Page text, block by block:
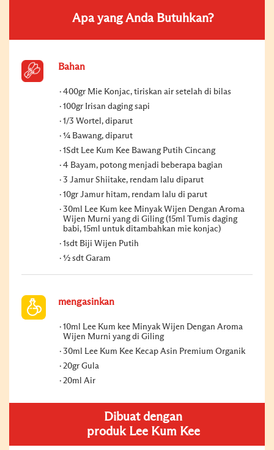
Apa yang Anda Butuhkan?
Bahan
400gr Mie Konjac, tiriskan air setelah di bilas
100gr Irisan daging sapi
1/3 Wortel, diparut
¼ Bawang, diparut
1Sdt Lee Kum Kee Bawang Putih Cincang
4 Bayam, potong menjadi beberapa bagian
3 Jamur Shiitake, rendam lalu diparut
10gr Jamur hitam, rendam lalu di parut
30ml Lee Kum kee Minyak Wijen Dengan Aroma
Wijen Murni yang di Giling (15ml Tumis daging
babi, 15ml untuk ditambahkan mie konjac)
1sdt Biji Wijen Putih
½ sdt Garam
mengasinkan
10ml Lee Kum kee Minyak Wijen Dengan Aroma
Wijen Murni yang di Giling
30ml Lee Kum Kee Kecap Asin Premium Organik
20gr Gula
20ml Air
Dibuat dengan
produk Lee Kum Kee